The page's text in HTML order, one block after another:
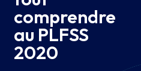
comprendre
au PLFSS
2020